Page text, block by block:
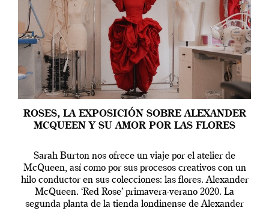
ROSES, LA EXPOSICIÓN SOBRE ALEXANDER
MCQUEEN Y SU AMOR POR LAS FLORES
Sarah Burton nos ofrece un viaje por el atelier de
McQueen, así como por sus procesos creativos con un
hilo conductor en sus colecciones: las flores. Alexander
McQueen. ‘Red Rose’ primavera-verano 2020. La
segunda planta de la tienda londinense de Alexander